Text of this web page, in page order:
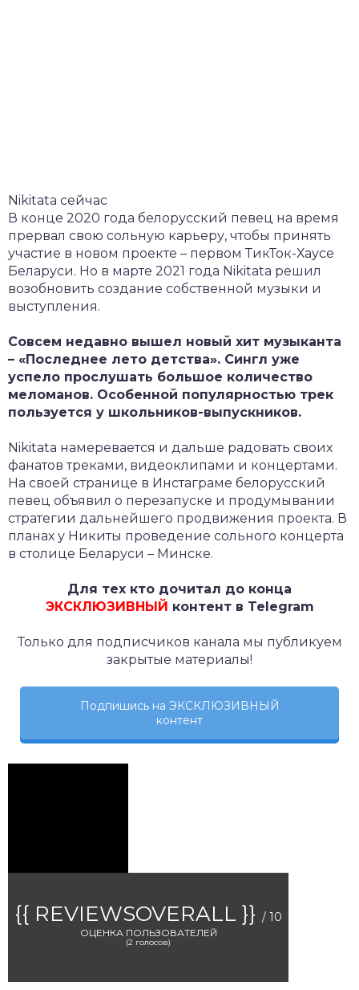
Nikitata сейчас
В конце 2020 года белорусский певец на время
прервал свою сольную карьеру, чтобы принять
участие в новом проекте – первом ТикТок-Хаусе
Беларуси. Но в марте 2021 года Nikitata решил
возобновить создание собственной музыки и
выступления.
Совсем недавно вышел новый хит музыканта
– «Последнее лето детства». Сингл уже
успело прослушать большое количество
меломанов. Особенной популярностью трек
пользуется у школьников-выпускников.
Nikitata намеревается и дальше радовать своих
фанатов треками, видеоклипами и концертами.
На своей странице в Инстаграме белорусский
певец объявил о перезапуске и продумывании
стратегии дальнейшего продвижения проекта. В
планах у Никиты проведение сольного концерта
в столице Беларуси – Минске.
Для тех кто дочитал до конца
ЭКСКЛЮЗИВНЫЙ контент в Telegram
Только для подписчиков канала мы публикуем
закрытые материалы!
Подпишись на ЭКСКЛЮЗИВНЫЙ
контент
{{ REVIEWSOVERALL }} / 10
ОЦЕНКА ПОЛЬЗОВАТЕЛЕЙ
(2 голосов)